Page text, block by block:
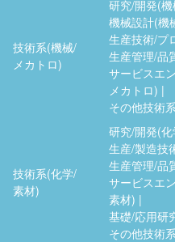
技術系(機械/
メカトロ)
研究/開発(
機械設計(機
生産技術/プ
生産管理/品
サービスエ
メカトロ)
その他技術
技術系(化学/
素材)
研究/開発(
生産/製造技
生産管理/品
サービスエ
素材)
基礎/応用研
その他技術